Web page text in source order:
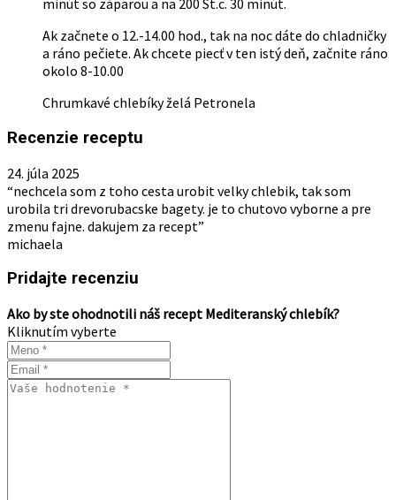
minút so záparou a na 200 St.c. 30 minút.
Ak začnete o 12.-14.00 hod., tak na noc dáte do chladničky
a ráno pečiete. Ak chcete piecť v ten istý deň, začnite ráno
okolo 8-10.00
Chrumkavé chlebíky želá Petronela
Recenzie receptu
24. júla 2025
“nechcela som z toho cesta urobit velky chlebik, tak som
urobila tri drevorubacske bagety. je to chutovo vyborne a pre
zmenu fajne. dakujem za recept”
michaela
Pridajte recenziu
Ako by ste ohodnotili náš recept Mediteranský chlebík?
Kliknutím vyberte